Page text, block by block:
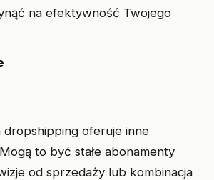
na efektywność Twojego
dropshipping oferuje inne
to być stałe abonamenty
od sprzedaży lub kombinacja